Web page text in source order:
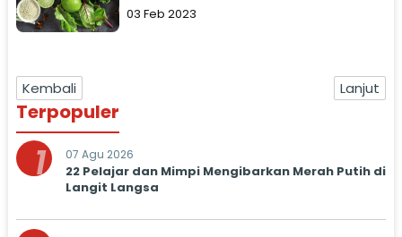
03 Feb 2023
Kembali Lanjut
Terpopuler
1 07 Agu 2026
22 Pelajar dan Mimpi Mengibarkan Merah Putih di
Langit Langsa